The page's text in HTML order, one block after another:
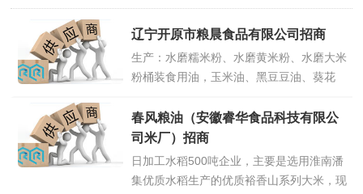
辽宁开原市粮晨食品有限公司招商
生产：水磨糯米粉、水磨黄米粉、水磨大米
粉桶装食用油，玉米油、黑豆豆油、葵花
档）招商加盟服务热线:13841032349、
13464162349（微信同步）期待与您合作
共赢点击详情>>
春风粮油（安徽睿华食品科技有限公
司米厂）招商
日加工水稻500吨企业，主要是选用淮南潘
集优质水稻生产的优质裕香山系列大米，现